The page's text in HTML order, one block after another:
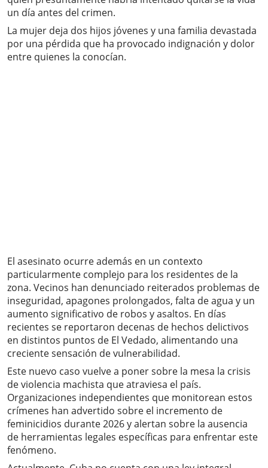
un día antes del crimen.
La mujer deja dos hijos jóvenes y una familia devastada
por una pérdida que ha provocado indignación y dolor
entre quienes la conocían.
El asesinato ocurre además en un contexto
particularmente complejo para los residentes de la
zona. Vecinos han denunciado reiterados problemas de
inseguridad, apagones prolongados, falta de agua y un
aumento significativo de robos y asaltos. En días
recientes se reportaron decenas de hechos delictivos
en distintos puntos de El Vedado, alimentando una
creciente sensación de vulnerabilidad.
Este nuevo caso vuelve a poner sobre la mesa la crisis
de violencia machista que atraviesa el país.
Organizaciones independientes que monitorean estos
crímenes han advertido sobre el incremento de
feminicidios durante 2026 y alertan sobre la ausencia
de herramientas legales específicas para enfrentar este
fenómeno.